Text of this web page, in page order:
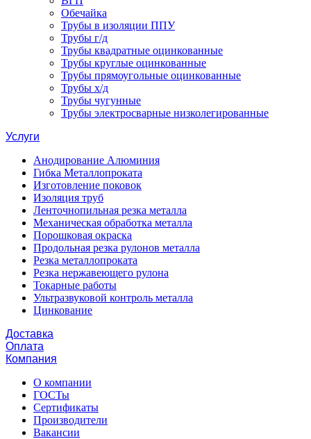
Обечайка
Трубы в изоляции ППУ
Трубы г/д
Трубы квадратные оцинкованные
Трубы круглые оцинкованные
Трубы прямоугольные оцинкованные
Трубы х/д
Трубы чугунные
Трубы электросварные низколегированные
Услуги
Анодирование Алюминия
Гибка Металлопроката
Изготовление поковок
Изоляция труб
Ленточнопильная резка металла
Механическая обработка металла
Порошковая окраска
Продольная резка рулонов металла
Резка металлопроката
Резка нержавеющего рулона
Токарные работы
Ультразвуковой контроль металла
Цинкование
Доставка
Оплата
Компания
О компании
ГОСТы
Сертификаты
Производители
Вакансии